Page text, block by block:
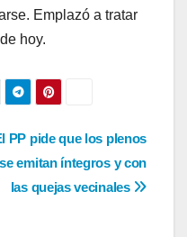
Emplazó a tratar
hoy.
PP pide que los plenos
se emitan íntegros y con
las quejas vecinales